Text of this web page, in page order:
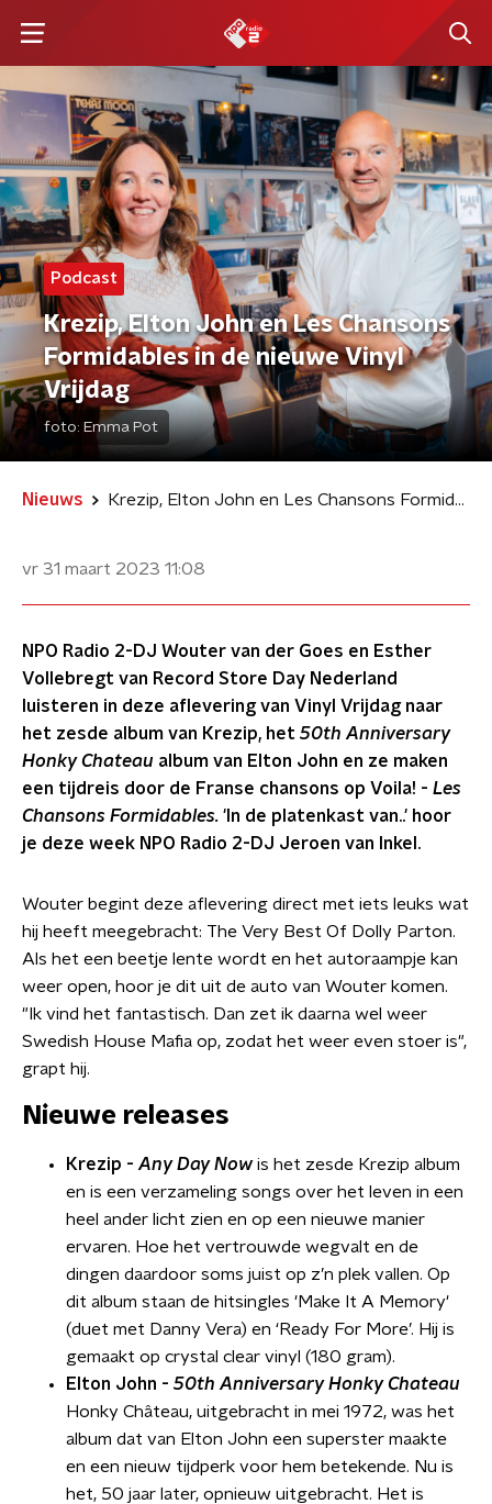
Podcast
Krezip, Elton John en Les Chansons
Formidables in de nieuwe Vinyl
Vrijdag
foto: Emma Pot
Nieuws Krezip, Elton John en Les Chansons Formidables in de nieuwe Vinyl Vrijdag
vr 31 maart 2023 11:08
NPO Radio 2-DJ Wouter van der Goes en Esther
Vollebregt van Record Store Day Nederland
luisteren in deze aflevering van Vinyl Vrijdag naar
het zesde album van Krezip, het 50th Anniversary
Honky Chateau album van Elton John en ze maken
een tijdreis door de Franse chansons op Voila! - Les
Chansons Formidables. 'In de platenkast van..' hoor
je deze week NPO Radio 2-DJ Jeroen van Inkel.
Wouter begint deze aflevering direct met iets leuks wat
hij heeft meegebracht: The Very Best Of Dolly Parton.
Als het een beetje lente wordt en het autoraampje kan
weer open, hoor je dit uit de auto van Wouter komen.
"Ik vind het fantastisch. Dan zet ik daarna wel weer
Swedish House Mafia op, zodat het weer even stoer is",
grapt hij.
Nieuwe releases
Krezip - Any Day Nowis het zesde Krezip album
en is een verzameling songs over het leven in een
heel ander licht zien en op een nieuwe manier
ervaren. Hoe het vertrouwde wegvalt en de
dingen daardoor soms juist op z’n plek vallen. Op
dit album staan de hitsingles 'Make It A Memory'
(duet met Danny Vera) en ‘Ready For More’. Hij is
gemaakt op crystal clear vinyl (180 gram).
Elton John - 50th Anniversary Honky Chateau
Honky Château, uitgebracht in mei 1972, was het
album dat van Elton John een superster maakte
en een nieuw tijdperk voor hem betekende. Nu is
het, 50 jaar later, opnieuw uitgebracht. Het is